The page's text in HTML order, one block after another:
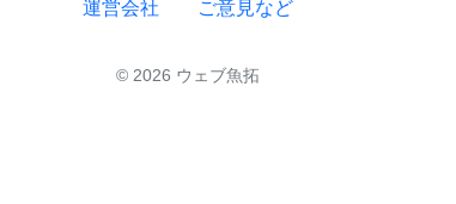
運営会社 ご意見など
© 2026 ウェブ魚拓